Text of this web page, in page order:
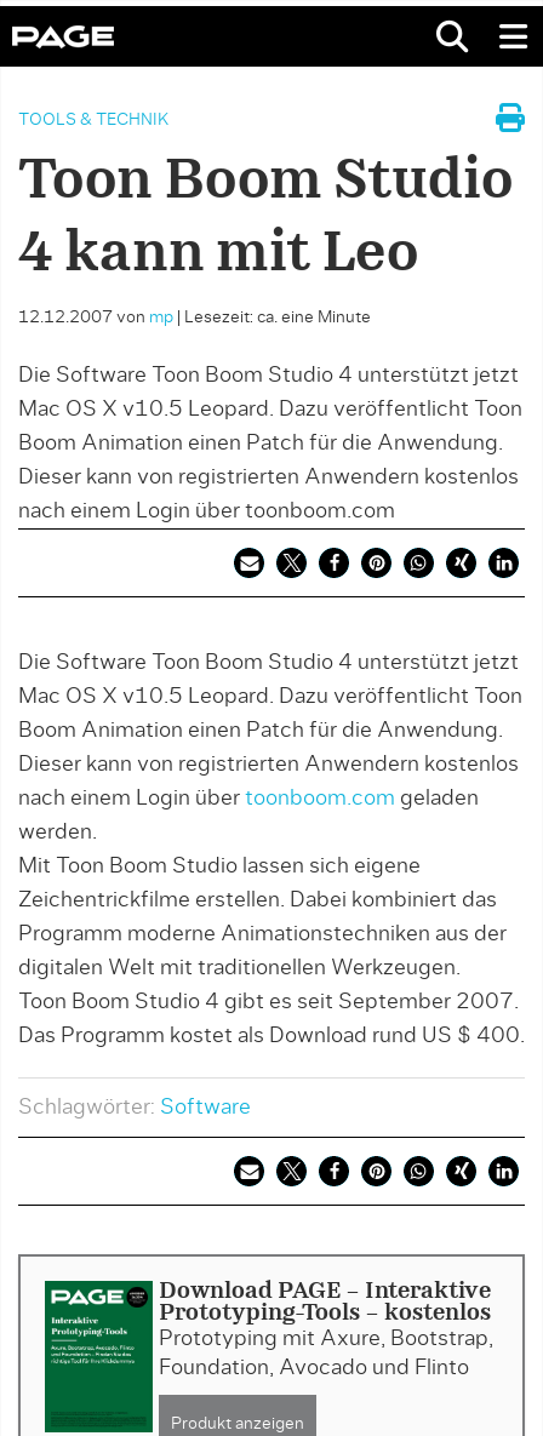
TOOLS & TECHNIK
Toon Boom Studio
4 kann mit Leo
12.12.2007 von mp Lesezeit: ca. eine Minute
Die Software Toon Boom Studio 4 unterstützt jetzt
Mac OS X v10.5 Leopard. Dazu veröffentlicht Toon
Boom Animation einen Patch für die Anwendung.
Dieser kann von registrierten Anwendern kostenlos
nach einem Login über toonboom.com
Die Software Toon Boom Studio 4 unterstützt jetzt
Mac OS X v10.5 Leopard. Dazu veröffentlicht Toon
Boom Animation einen Patch für die Anwendung.
Dieser kann von registrierten Anwendern kostenlos
nach einem Login über toonboom.com geladen
werden.
Mit Toon Boom Studio lassen sich eigene
Zeichentrickfilme erstellen. Dabei kombiniert das
Programm moderne Animationstechniken aus der
digitalen Welt mit traditionellen Werkzeugen.
Toon Boom Studio 4 gibt es seit September 2007.
Das Programm kostet als Download rund US $ 400.
Schlagwörter: Software
Download PAGE - Interaktive
Prototyping-Tools - kostenlos
Prototyping mit Axure, Bootstrap,
Foundation, Avocado und Flinto
Produkt anzeigen